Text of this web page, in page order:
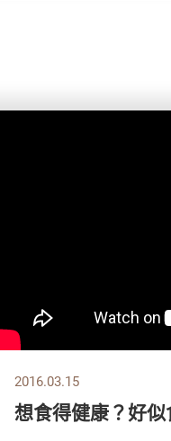
2016.03.15
想食得健康？好